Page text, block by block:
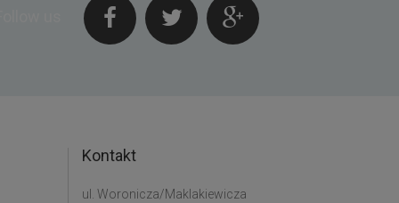
Kontakt
ul. Woronicza/Maklakiewicza